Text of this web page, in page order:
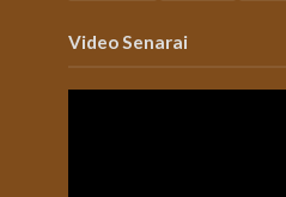
Video Senarai